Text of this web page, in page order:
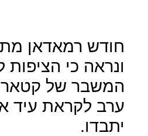
חודש רמאדאן
ונראה כי הציפות
המשבר של קטאר
ערב לקראת עיד
יתבדו.